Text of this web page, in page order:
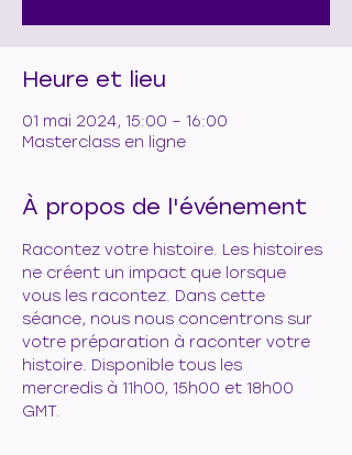
Heure et lieu
01 mai 2024, 15:00 – 16:00
Masterclass en ligne
À propos de l'événement
Racontez votre histoire. Les histoires
ne créent un impact que lorsque
vous les racontez. Dans cette
séance, nous nous concentrons sur
votre préparation à raconter votre
histoire. Disponible tous les
mercredis à 11h00, 15h00 et 18h00
GMT.